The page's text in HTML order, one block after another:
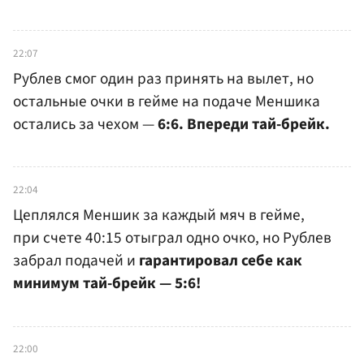
22:07
Рублев смог один раз принять на вылет, но
остальные очки в гейме на подаче Меншика
остались за чехом —6:6. Впереди тай-брейк.
22:04
Цеплялся Меншик за каждый мяч в гейме,
при счете 40:15 отыграл одно очко, но Рублев
забрал подачей и гарантировал себе как
минимум тай-брейк — 5:6!
22:00